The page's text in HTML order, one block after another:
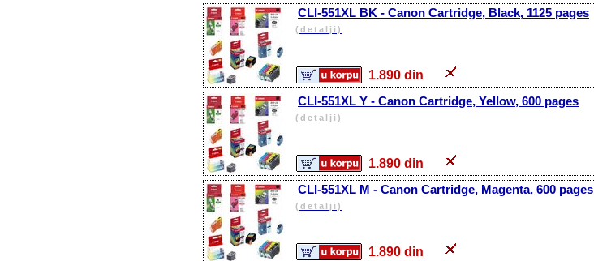
CLI-551XL BK - Canon Cartridge, Black, 1125 pages
(detalji)
1.890 din
CLI-551XL Y - Canon Cartridge, Yellow, 600 pages
(detalji)
1.890 din
CLI-551XL M - Canon Cartridge, Magenta, 600 pages
(detalji)
1.890 din